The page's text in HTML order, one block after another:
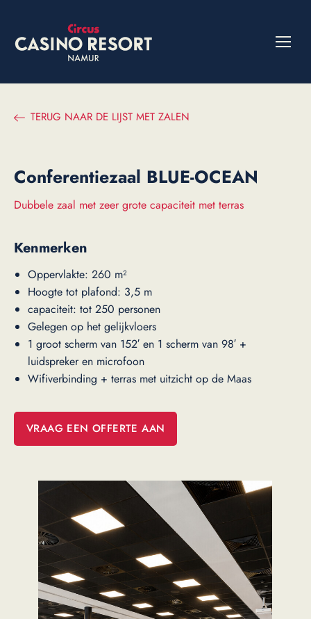
TERUG NAAR DE LIJST MET ZALEN
Conferentiezaal BLUE-OCEAN
Dubbele zaal met zeer grote capaciteit met terras
Kenmerken
Oppervlakte: 260 m²
Hoogte tot plafond: 3,5 m
capaciteit: tot 250 personen
Gelegen op het gelijkvloers
1 groot scherm van 152′ en 1 scherm van 98′ +
luidspreker en microfoon
Wifiverbinding + terras met uitzicht op de Maas
VRAAG EEN OFFERTE AAN